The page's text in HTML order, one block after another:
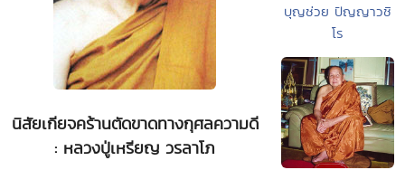
นิสัยเกียจคร้านตัดขาดทางกุศลความดี
: หลวงปู่เหรียญ วรลาโภ
บุญช่วย ปัญญาวชิ
โร